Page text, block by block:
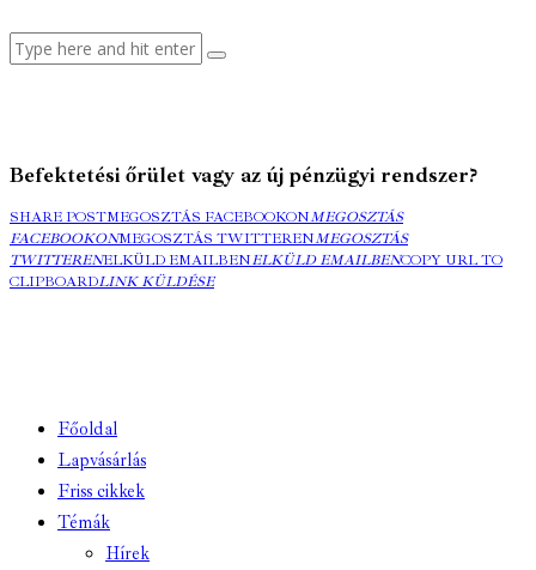
Befektetési őrület vagy az új pénzügyi rendszer?
SHARE POSTMEGOSZTÁS FACEBOOKONMEGOSZTÁS
FACEBOOKONMEGOSZTÁS TWITTERENMEGOSZTÁS
TWITTERENELKÜLD EMAILBENELKÜLD EMAILBENCOPY URL TO
CLIPBOARDLINK KÜLDÉSE
Főoldal
Lapvásárlás
Friss cikkek
Témák
Hírek